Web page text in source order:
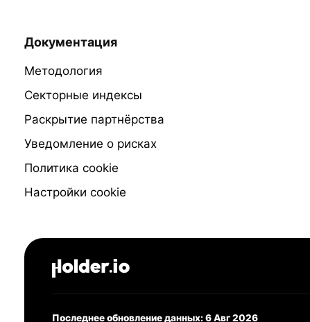
Документация
Методология
Секторные индексы
Раскрытие партнёрства
Уведомление о рисках
Политика cookie
Настройки cookie
Последнее обновление данных: 6 Авг 2026